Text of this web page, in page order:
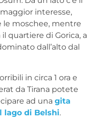
interesse,
moschee, mentre
quartiere di Gorica, a
dall’alto dal
in circa 1 ora e
da Tirana potete
ad una gita
lago di Belshi.